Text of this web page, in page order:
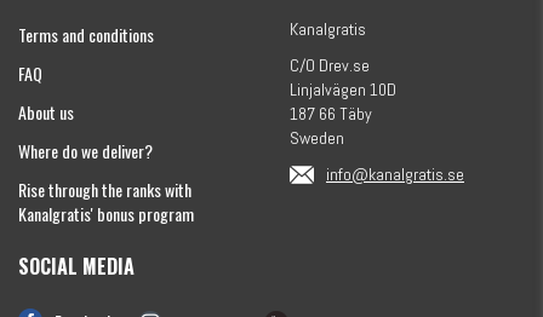
Terms and conditions
FAQ
About us
Where do we deliver?
Rise through the ranks with
Kanalgratis' bonus program
Kanalgratis
C/O Drev.se
Linjalvägen 10D
187 66 Täby
Sweden
info@kanalgratis.se
SOCIAL MEDIA